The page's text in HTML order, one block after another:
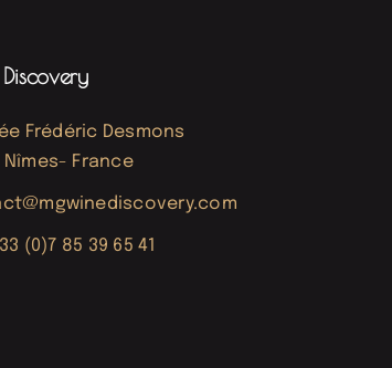
Frédéric Desmons
Nîmes- France
(0)7 85 39 65 41